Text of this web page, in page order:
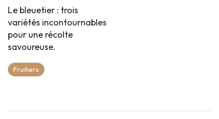
Le bleuetier : trois
variétés incontournables
pour une récolte
savoureuse.
Fruitiers